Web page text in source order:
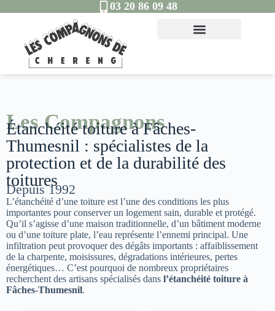
03 20 86 09 48
Les Compagnons
Étanchéité toiture à Fâches-
Thumesnil : spécialistes de la
protection et de la durabilité des
toitures
Depuis 1992
L’étanchéité d’une toiture est l’une des conditions les plus
importantes pour conserver un logement sain, durable et protégé.
Qu’il s’agisse d’une maison traditionnelle, d’un bâtiment moderne
ou d’une toiture plate, l’eau représente l’ennemi principal. Une
infiltration peut provoquer des dégâts importants : affaiblissement
de la charpente, moisissures, dégradations intérieures, pertes
énergétiques… C’est pourquoi de nombreux propriétaires
recherchent des artisans spécialisés dans l’étanchéité toiture à
Fâches-Thumesnil.